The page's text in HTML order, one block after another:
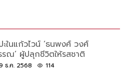
ะในแก้วไวน์ ‘ธนพงศ์ วงศ์
รณ’ ผู้ปลุกชีวิตให้รสชาติ
ธ.ค. 2568 114